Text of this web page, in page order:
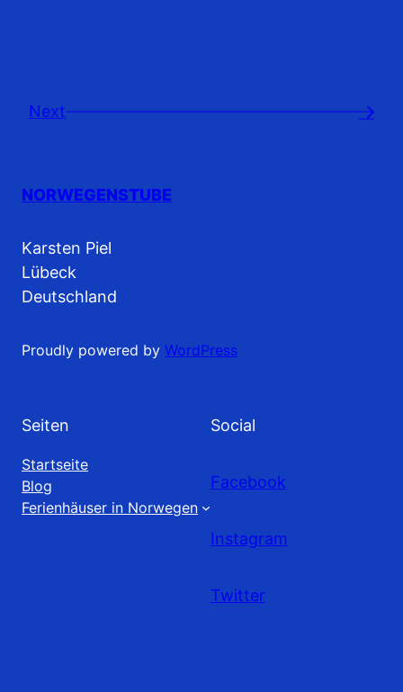
Next →
NORWEGENSTUBE
Karsten Piel
Lübeck
Deutschland
Proudly powered by WordPress
Seiten
Startseite
Blog
Ferienhäuser in Norwegen
Social
Facebook
Instagram
Twitter